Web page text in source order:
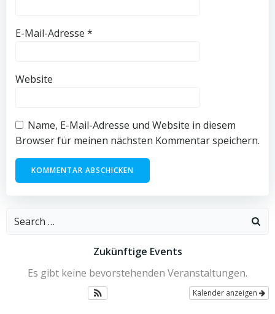
E-Mail-Adresse *
Website
Name, E-Mail-Adresse und Website in diesem
Browser für meinen nächsten Kommentar speichern.
Search
Zukünftige Events
Es gibt keine bevorstehenden Veranstaltungen.
Kalender anzeigen